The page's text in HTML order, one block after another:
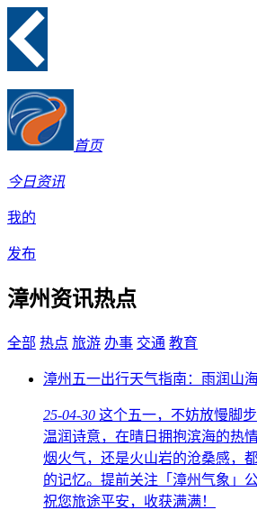
首页
今日资讯
我的
发布
漳州资讯热点
全部 热点 旅游 办事 交通 教育
漳州五一出行天气指南：雨润山
25-04-30 这个五一，不妨放慢脚
温润诗意，在晴日拥抱滨海的热
烟火气，还是火山岩的沧桑感，
的记忆。提前关注「漳州气象」
祝您旅途平安，收获满满！